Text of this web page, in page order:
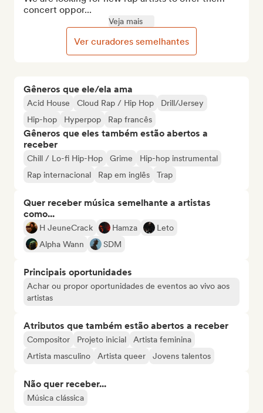
Gêneros que ele/ela ama
Acid House Cloud Rap / Hip Hop
Drill/Jersey
Hip-hop
Hyperpop Rap francês
Gêneros que eles também estão abertos a
receber
Chill / Lo-fi Hip-Hop Grime
Hip-hop instrumental
Rap internacional
Rap em inglês Trap
Quer receber música semelhante a artistas
como...
H JeuneCrack Hamza
Leto
Alpha Wann
SDM
Principais oportunidades
Achar ou propor oportunidades de eventos ao vivo aos
artistas
Atributos que também estão abertos a receber
Compositor Projeto inicial
Artista feminina
Artista masculino
Artista queer Jovens talentos
Não quer receber...
Música clássica
concert oppor...
Veja mais
Ver curadores semelhantes